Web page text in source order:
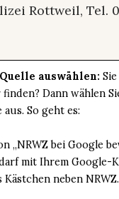
Rottweil, Tel.
auswählen:
Dann wählen
aus. So geht es:
„NRWZ bei Google
mit Ihrem Google-
Kästchen neben